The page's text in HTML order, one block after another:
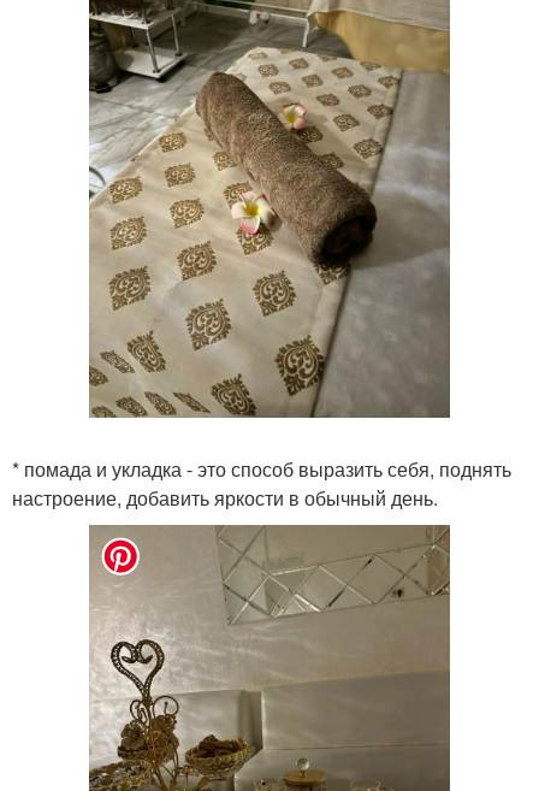
* помада и укладка - это способ выразить себя, поднять
настроение, добавить яркости в обычный день.